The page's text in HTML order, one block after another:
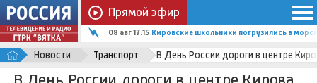
Прямой эфир
08 авг 17:15 Кировские школьники погрузились в
Новости Транспорт В День России дороги в центре
В День России дороги в центре Кирова